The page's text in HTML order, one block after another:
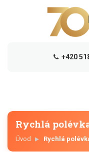
+420
Rychlá
Úvod Rychlá